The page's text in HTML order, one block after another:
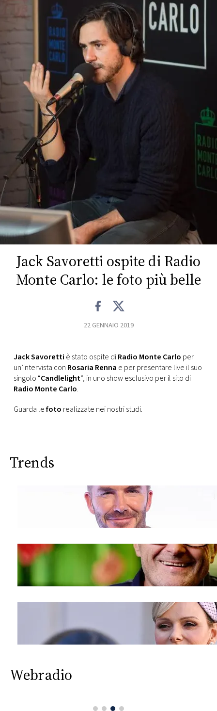
FOTO
CONCORSI
EVENTI
VIDEO
TV
PRINCIPATO
DI
MONACO
RMC
CONSIGLIA
Jack Savoretti ospite di Radio
Monte Carlo: le foto più belle
22 GENNAIO 2019
Jack Savoretti è stato ospite diRadio Monte Carlo per
un’intervista con Rosaria Renna e per presentare live il suo
singolo “Candlelight“, in uno show esclusivo per il sito di
Radio Monte Carlo.
Guarda lefoto realizzate nei nostri studi.
Trends
Webradio